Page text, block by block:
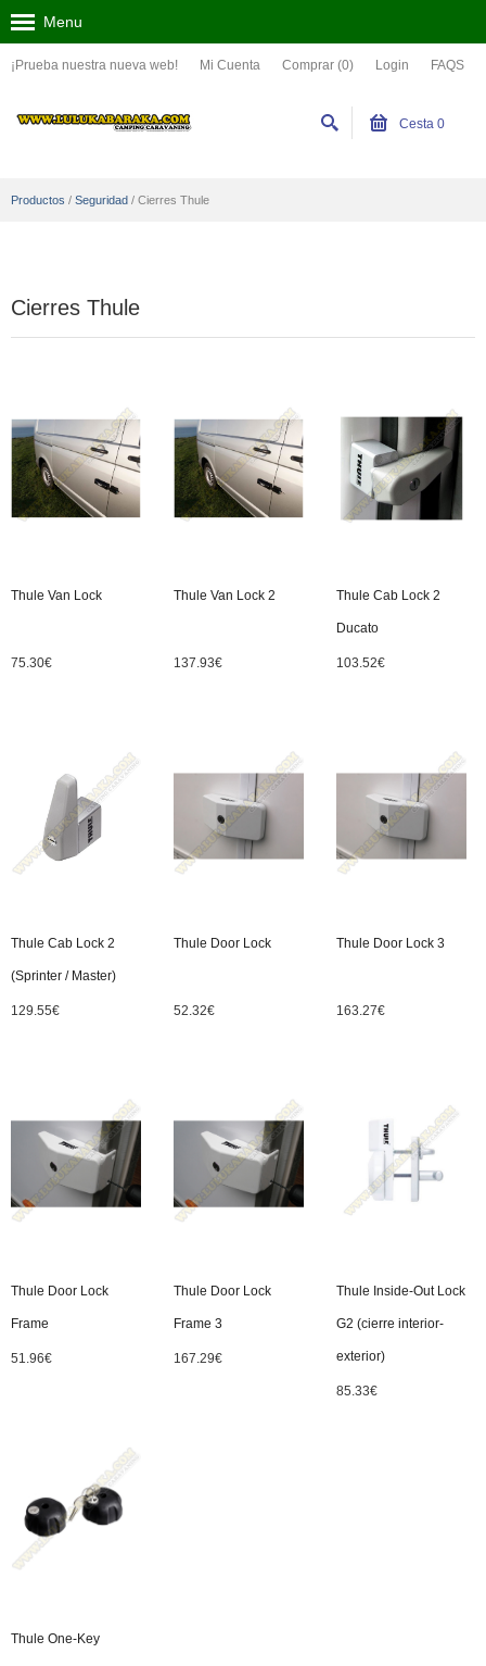
¡Prueba nuestra nueva web! Mi Cuenta Comprar (0) Login FAQS
Menu
Cesta 0
Productos / Seguridad / Cierres Thule
Cierres Thule
Thule Van Lock
75.30€
Thule Van Lock 2
137.93€
Thule Cab Lock 2
Ducato
103.52€
Thule Cab Lock 2
(Sprinter / Master)
129.55€
Thule Door Lock
52.32€
Thule Door Lock 3
163.27€
Thule Door Lock
Frame
51.96€
Thule Door Lock
Frame 3
167.29€
Thule Inside-Out Lock
G2 (cierre interior-
exterior)
85.33€
Thule One-Key